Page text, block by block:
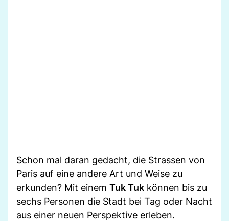
Schon mal daran gedacht, die Strassen von
Paris auf eine andere Art und Weise zu
erkunden? Mit einem Tuk Tuk können bis zu
sechs Personen die Stadt bei Tag oder Nacht
aus einer neuen Perspektive erleben.